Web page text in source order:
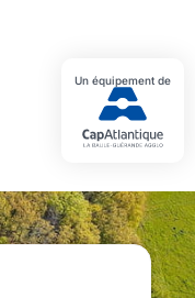
Un équipement de